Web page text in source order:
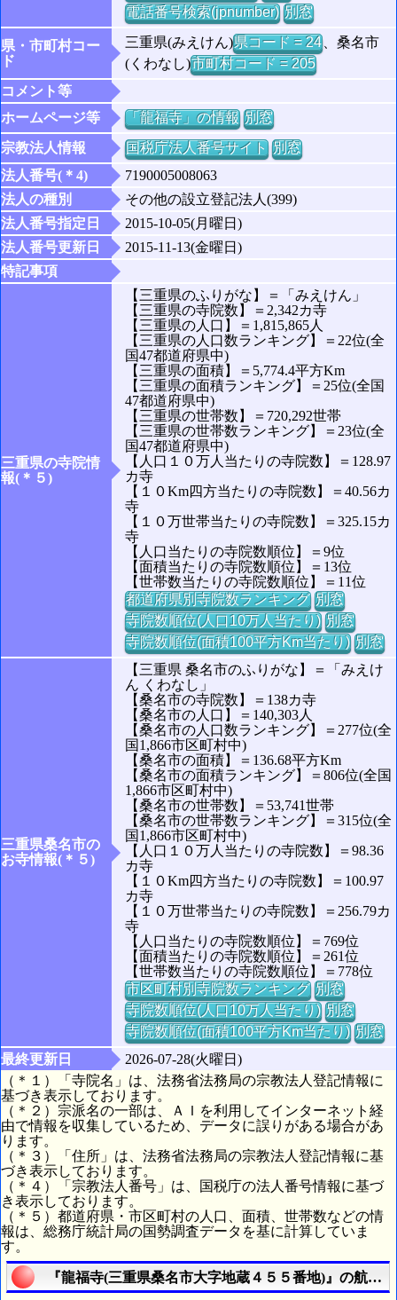
電話番号検索(jpnumber) 別窓
県・市町村コー
ド
三重県(みえけん)県コード = 24、桑名市
(くわなし)市町村コード = 205
コメント等
ホームページ等
「龍福寺」の情報 別窓
宗教法人情報
国税庁法人番号サイト 別窓
法人番号(＊4)
7190005008063
法人の種別
その他の設立登記法人(399)
法人番号指定日
2015-10-05(月曜日)
法人番号更新日
2015-11-13(金曜日)
特記事項
三重県の寺院情
報(＊５)
【三重県のふりがな】＝「みえけん」
【三重県の寺院数】＝2,342カ寺
【三重県の人口】＝1,815,865人
【三重県の人口数ランキング】＝22位(全
国47都道府県中)
【三重県の面積】＝5,774.4平方Km
【三重県の面積ランキング】＝25位(全国
47都道府県中)
【三重県の世帯数】＝720,292世帯
【三重県の世帯数ランキング】＝23位(全
国47都道府県中)
【人口１０万人当たりの寺院数】＝128.97
カ寺
【１０Km四方当たりの寺院数】＝40.56カ
寺
【１０万世帯当たりの寺院数】＝325.15カ
寺
【人口当たりの寺院数順位】＝9位
【面積当たりの寺院数順位】＝13位
【世帯数当たりの寺院数順位】＝11位
都道府県別寺院数ランキング 別窓
寺院数順位(人口10万人当たり) 別窓
寺院数順位(面積100平方Km当たり) 別窓
三重県桑名市の
お寺情報(＊５)
【三重県 桑名市のふりがな】＝「みえけ
ん くわなし」
【桑名市の寺院数】＝138カ寺
【桑名市の人口】＝140,303人
【桑名市の人口数ランキング】＝277位(全
国1,866市区町村中)
【桑名市の面積】＝136.68平方Km
【桑名市の面積ランキング】＝806位(全国
1,866市区町村中)
【桑名市の世帯数】＝53,741世帯
【桑名市の世帯数ランキング】＝315位(全
国1,866市区町村中)
【人口１０万人当たりの寺院数】＝98.36
カ寺
【１０Km四方当たりの寺院数】＝100.97
カ寺
【１０万世帯当たりの寺院数】＝256.79カ
寺
【人口当たりの寺院数順位】＝769位
【面積当たりの寺院数順位】＝261位
【世帯数当たりの寺院数順位】＝778位
市区町村別寺院数ランキング 別窓
寺院数順位(人口10万人当たり) 別窓
寺院数順位(面積100平方Km当たり) 別窓
最終更新日
2026-07-28(火曜日)
（＊１）「寺院名」は、法務省法務局の宗教法人登記情報に
基づき表示しております。
（＊２）宗派名の一部は、ＡＩを利用してインターネット経
由で情報を収集しているため、データに誤りがある場合があ
ります。
（＊３）「住所」は、法務省法務局の宗教法人登記情報に基
づき表示しております。
（＊４）「宗教法人番号」は、国税庁の法人番号情報に基づ
き表示しております。
（＊５）都道府県・市区町村の人口、面積、世帯数などの情
報は、総務庁統計局の国勢調査データを基に計算していま
す。
『龍福寺(三重県桑名市大字地蔵４５５番地)』の航空